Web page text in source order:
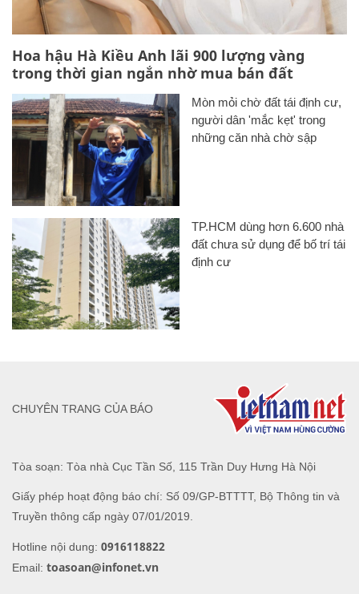
Hoa hậu Hà Kiều Anh lãi 900 lượng vàng
trong thời gian ngắn nhờ mua bán đất
Mòn mỏi chờ đất tái định cư,
người dân 'mắc kẹt' trong
những căn nhà chờ sập
TP.HCM dùng hơn 6.600 nhà
đất chưa sử dụng để bố trí tái
định cư
Tòa soạn: Tòa nhà Cục Tần Số, 115 Trần Duy Hưng Hà Nội
Giấy phép hoạt động báo chí: Số 09/GP-BTTTT, Bộ Thông tin và
Truyền thông cấp ngày 07/01/2019.
Hotline nội dung: 0916118822
Email: toasoan@infonet.vn
CHUYÊN TRANG CỦA BÁO